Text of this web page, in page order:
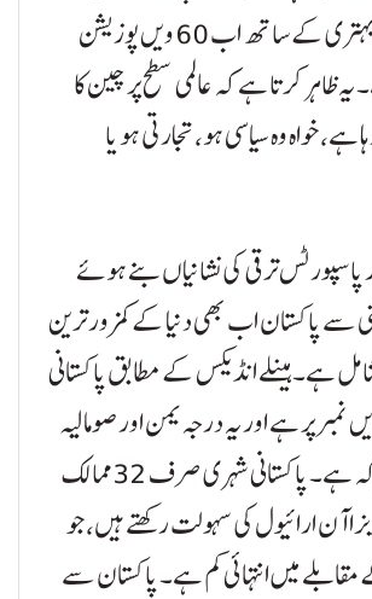
میں 34 درجے بہتری کے ساتھ اب 60 ویں پوزیشن
ظاہر کرتا ہے کہ عالمی سطح پر چین کا
خواہ وہ سیاسی ہو، تجارتی ہو یا
پاسپورٹس ترقی کی نشانیاں بنے ہوئے
سے پاکستان اب بھی دنیا کے کمزور ترین
ہے۔ ہینلے انڈیکس کے مطابق پاکستانی
96ویں نمبر پر ہے اور یہ درجہ یمن اور صومالیہ
کے ساتھ مشترکہ ہے۔ پاکستانی شہری صرف 32 ممالک
آن ارائیول کی سہولت رکھتے ہیں، جو
میں انتہائی کم ہے۔ پاکستان سے